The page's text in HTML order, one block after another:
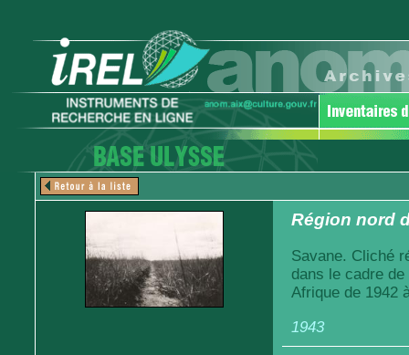
Région nord
Savane. Cliché
dans le cadre
Afrique de 1942
1943